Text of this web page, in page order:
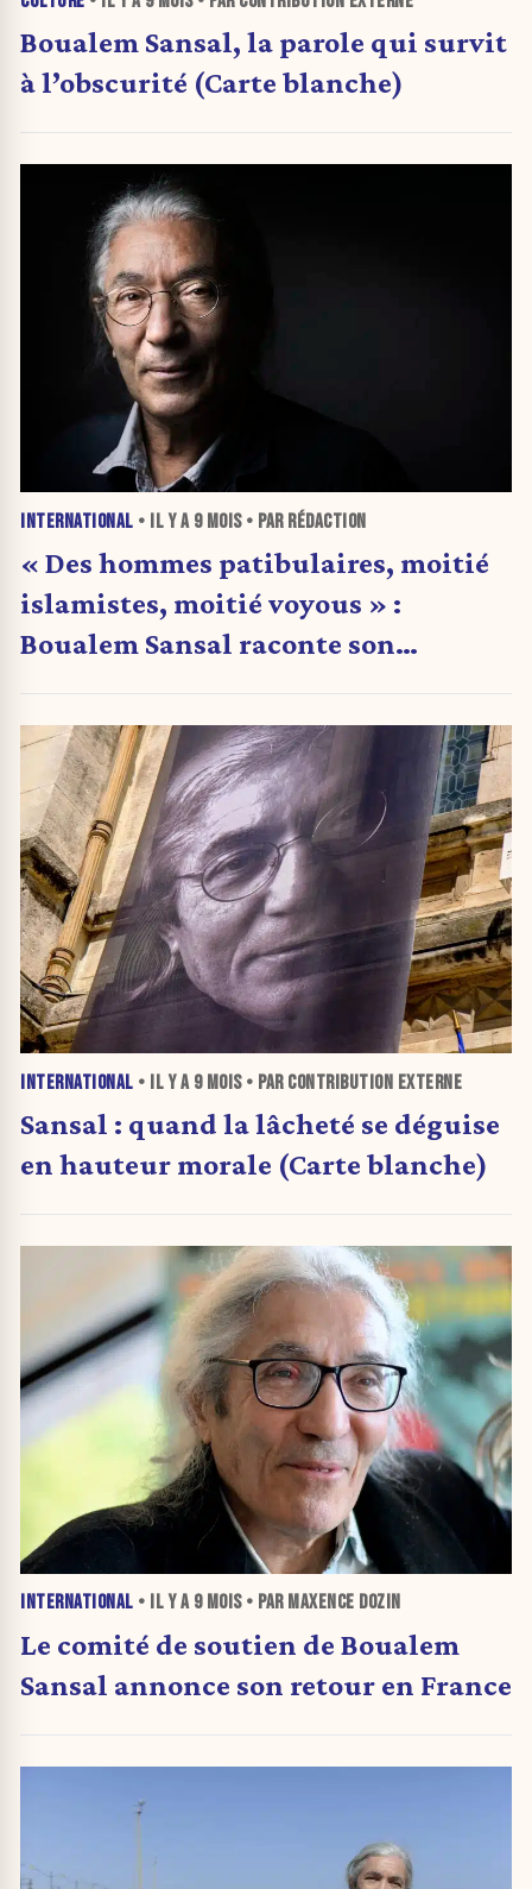
Boualem Sansal, la parole qui survit
à l’obscurité (Carte blanche)
INTERNATIONAL • IL Y A 9 MOIS• PAR RÉDACTION
« Des hommes patibulaires, moitié
islamistes, moitié voyous » :
Boualem Sansal raconte son
INTERNATIONAL • IL Y A 9 MOIS• PAR CONTRIBUTION EXTERNE
Sansal : quand la lâcheté se déguise
en hauteur morale (Carte blanche)
INTERNATIONAL • IL Y A 9 MOIS• PAR MAXENCE DOZIN
Le comité de soutien de Boualem
Sansal annonce son retour en France